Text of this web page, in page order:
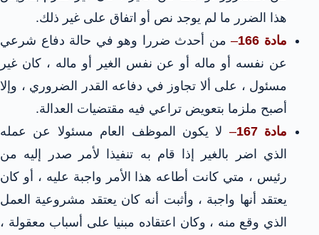
هذا الضرر ما لم يوجد نص أو اتفاق على غير ذلك.
مادة 166
–من أحدث ضررا وهو في حالة دفاع شرعي
عن نفسه أو ماله أو عن نفس الغير أو ماله ، كان غير
مسئول ، على ألا تجاوز في دفاعه القدر الضروري ، وإلا
أصبح ملزما بتعويض تراعي فيه مقتضيات العدالة.
مادة 167
– لا يكون الموظف العام مسئولا عن عمله
الذي اضر بالغير إذا قام به تنفيذا لأمر صدر إليه من
رئيس ، متي كانت أطاعه هذا الأمر واجبة عليه ، أو كان
يعتقد أنها واجبة ، وأثبت أنه كان يعتقد مشروعية العمل
الذي وقع منه ، وكان اعتقاده مبنيا على أسباب معقولة ،